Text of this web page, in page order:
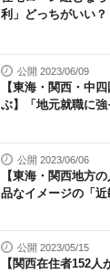
利」どっちがいい？
公開 2023/06/09
【東海・関西・中
ぶ】「地元就職に
公開 2023/06/06
【東海・関西地方
品なイメージの「
公開 2023/05/15
【関西在住者152